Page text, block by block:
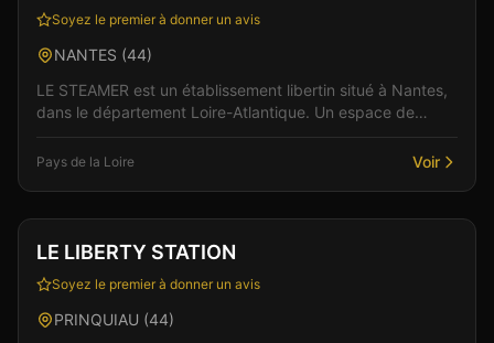
Soyez le premier à donner un avis
NANTES (44)
LE STEAMER est un établissement libertin situé à Nantes,
dans le département Loire-Atlantique. Un espace de
Pays de la Loire Voir
Club Sauna +4
LE LIBERTY STATION
Soyez le premier à donner un avis
PRINQUIAU (44)